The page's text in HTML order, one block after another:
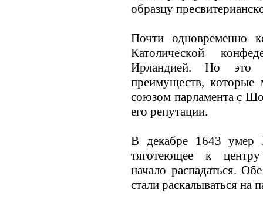
образцу
Почти одновременно
Католическoй
Ирландией. Но это
преимуществ,
союзом парламента с
его репутации.
В декабре 1643 умер
тяготеющее к центру
начало распадаться.
стали раскалываться